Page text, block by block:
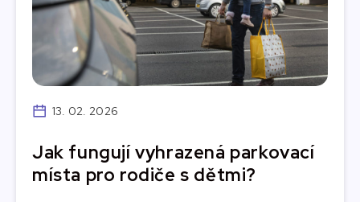
13. 02. 2026
Jak fungují vyhrazená parkovací
místa pro rodiče s dětmi?